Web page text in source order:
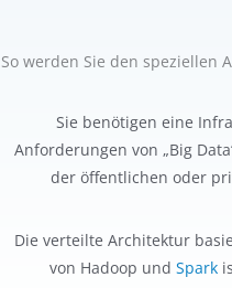
So werden Sie den speziellen
Sie benötigen eine
Anforderungen von „Big
der öffentlichen oder
Die verteilte Architektur
von Hadoop und Spark